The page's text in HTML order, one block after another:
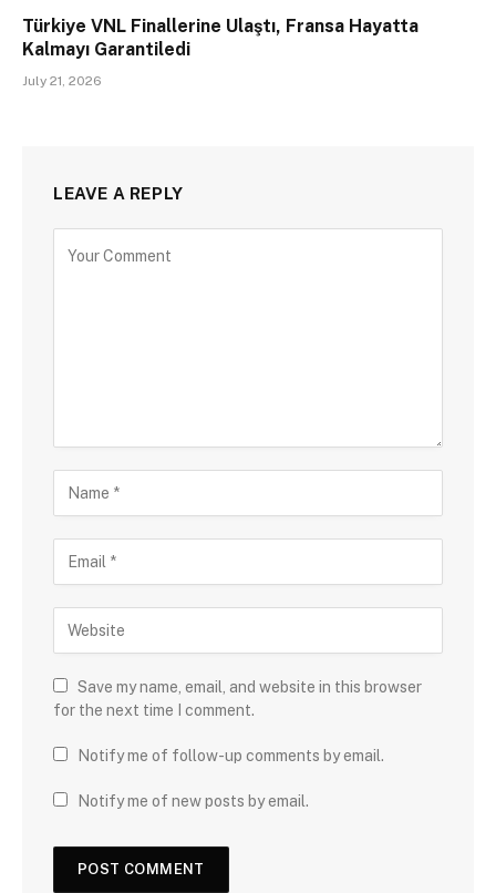
Türkiye VNL Finallerine Ulaştı, Fransa Hayatta
Kalmayı Garantiledi
July 21, 2026
LEAVE A REPLY
Save my name, email, and website in this browser
for the next time I comment.
Notify me of follow-up comments by email.
Notify me of new posts by email.